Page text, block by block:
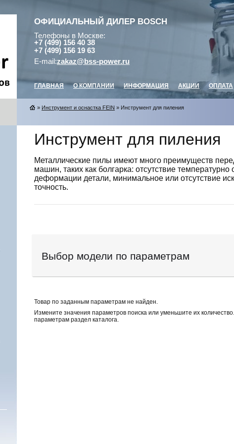
ОФИЦИАЛЬНЫЙ ДИЛЕР BOSCH
Телефоны в Москве:
+7 (499) 156 40 38
+7 (499) 156 19 63
E-mail:zakaz@bss-power.ru
ГЛАВНАЯ О КОМПАНИИ ИНФОРМАЦИЯ АКЦИИ ОПЛАТА
» Инструмент и оснастка FEIN » Инструмент для пиления
Инструмент для пиления
Металлические пилы имеют много преимуществ
машин, таких как болгарка: отсутствие
деформации детали, минимальное или отсутствие
точность.
Выбор модели по параметрам
Товар по заданным параметрам не найден.
Измените значения параметров поиска или уменьшите их
параметрам раздел каталога.